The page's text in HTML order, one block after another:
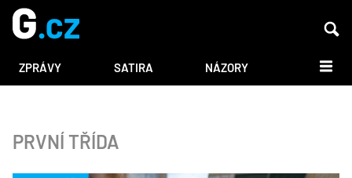
ZPRÁVY SATIRA NÁZORY DALŠÍ
PRVNÍ TŘÍDA